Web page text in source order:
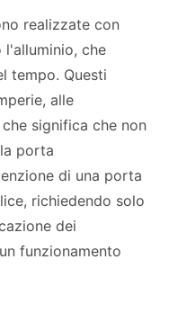
realizzate con
che
tempo. Questi
alle
significa che non
porta
di una porta
richiedendo solo
dei
funzionamento